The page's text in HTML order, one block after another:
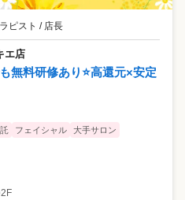
ピスト / 店長
エ店
無料研修あり⭐高還元×安定
フェイシャル
大手サロン